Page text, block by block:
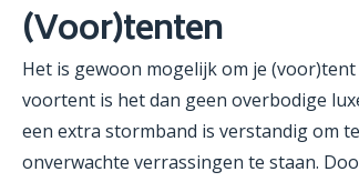
(Voor)tenten
Het is gewoon mogelijk om je
voortent is het dan geen overbodige
een extra stormband is verstandig om
onverwachte verrassingen te staan.